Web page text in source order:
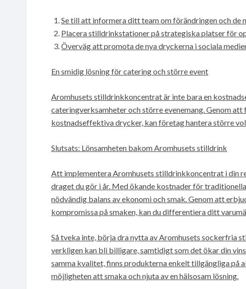
Se till att informera ditt team om förändringen och de
Placera stilldrinkstationer på strategiska platser för
Överväg att promota de nya dryckerna i sociala
En smidig lösning för catering och större event
Aromhusets stilldrinkkoncentrat är inte bara en
cateringverksamheter och större evenemang. Genom
kostnadseffektiva drycker, kan företag hantera större
Slutsats: Lönsamheten bakom Aromhusets stilldrink
Att implementera Aromhusets stilldrinkkoncentrat i din
draget du gör i år. Med ökande kostnader för
nödvändig balans av ekonomi och smak. Genom att
kompromissa på smaken, kan du differentiera ditt
Så tveka inte, börja dra nytta av Aromhusets sockerfria
verkligen kan bli billigare, samtidigt som det ökar din
samma kvalitet, finns produkterna enkelt tillgängliga på
möjligheten att smaka och njuta av en hälsosam lösning.